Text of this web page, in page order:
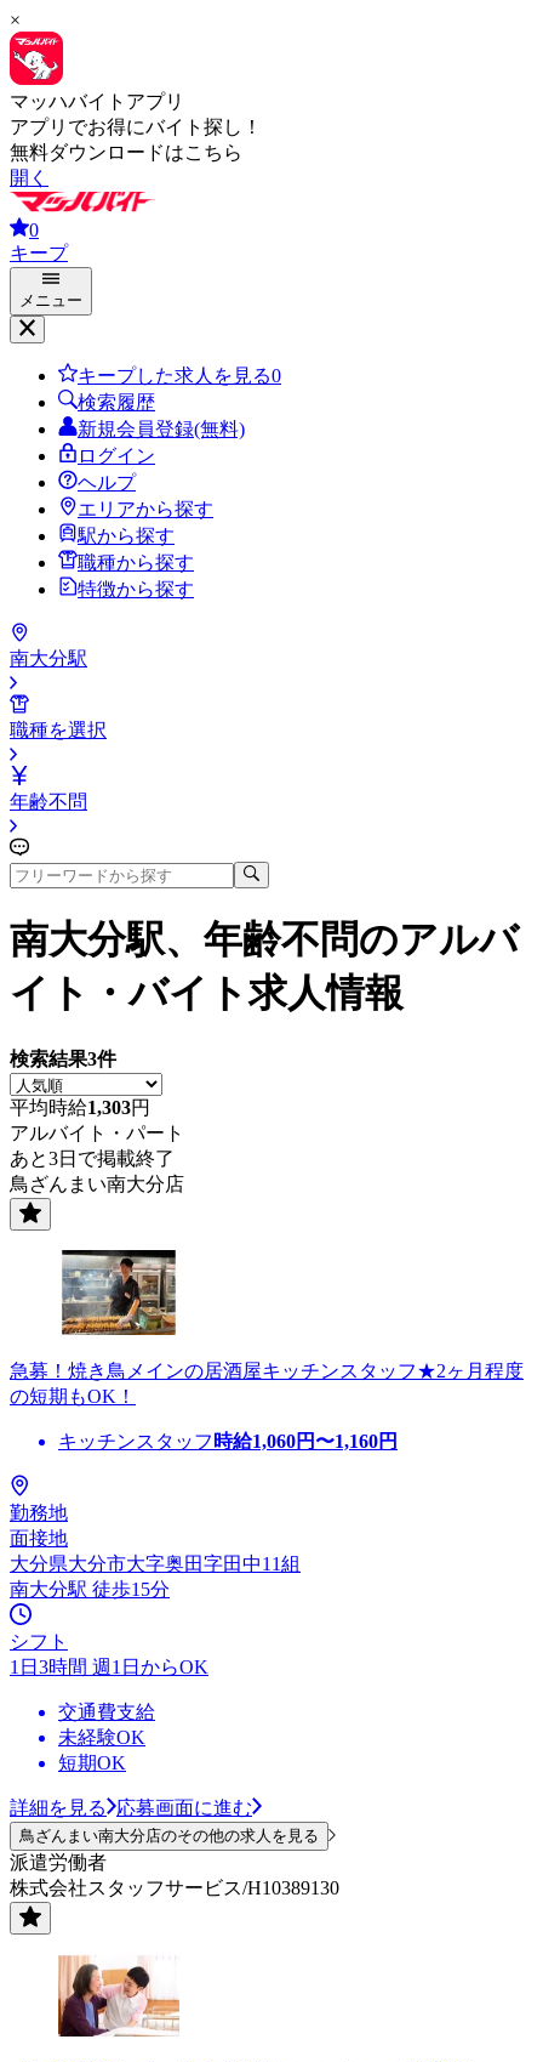
×
マッハバイトアプリ
アプリでお得にバイト探し！
無料ダウンロードはこちら
開く
0
キープ
メニュー
キープした求人を見る0
検索履歴
新規会員登録(無料)
ログイン
ヘルプ
エリアから探す
駅から探す
職種から探す
特徴から探す
南大分駅
職種を選択
年齢不問
南大分駅、年齢不問のアルバ
イト・バイト求人情報
検索結果3件
平均時給1,303円
アルバイト・パート
あと3日で掲載終了
鳥ざんまい南大分店
急募！焼き鳥メインの居酒屋キッチンスタッフ★2ヶ月程度
の短期もOK！
キッチンスタッフ 時給1,060円〜1,160円
勤務地
面接地
大分県大分市大字奥田字田中11組
南大分駅 徒歩15分
シフト
1日3時間 週1日からOK
交通費支給
未経験OK
短期OK
詳細を見る 応募画面に進む
鳥ざんまい南大分店のその他の求人を見る
派遣労働者
株式会社スタッフサービス/H10389130